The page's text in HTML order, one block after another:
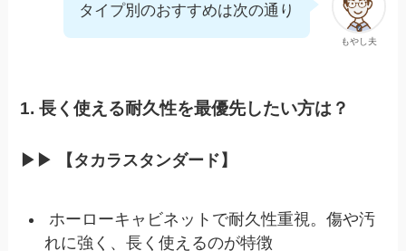
もやし夫
タイプ別のおすすめは次の通り
1. 長く使える耐久性を最優先したい方は？
▶︎▶︎ 【タカラスタンダード】
ホーローキャビネットで耐久性重視。傷や汚
れに強く、長く使えるのが特徴